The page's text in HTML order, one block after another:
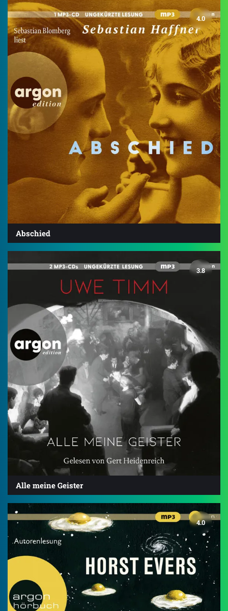
4.0
Abschied
3.8
Alle meine Geister
4.0